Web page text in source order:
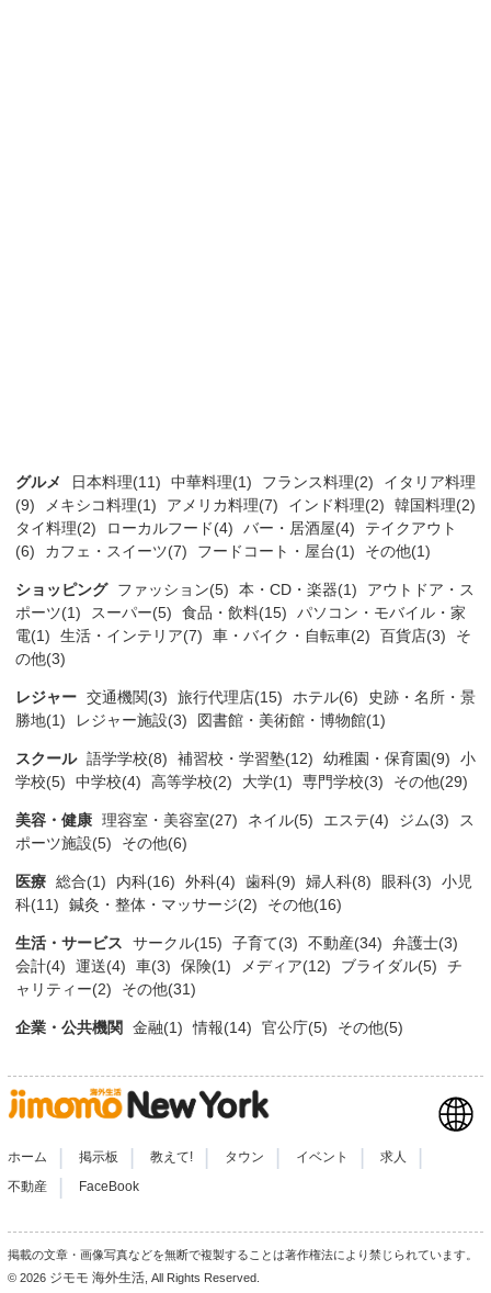
グルメ 日本料理(11) 中華料理(1) フランス料理(2)
イタリア料理
(9)
メキシコ料理(1) アメリカ料理(7) インド料理(2)
韓国料理(2)
タイ料理(2)
ローカルフード(4) バー・居酒屋(4)
テイクアウト
(6)
カフェ・スイーツ(7) フードコート・屋台(1) その他(1)
ショッピング ファッション(5) 本・CD・楽器(1)
アウトドア・ス
ポーツ(1)
スーパー(5) 食品・飲料(15)
パソコン・モバイル・家
電(1)
生活・インテリア(7) 車・バイク・自転車(2) 百貨店(3)
そ
の他(3)
レジャー 交通機関(3) 旅行代理店(15) ホテル(6)
史跡・名所・景
勝地(1)
レジャー施設(3) 図書館・美術館・博物館(1)
スクール 語学学校(8) 補習校・学習塾(12) 幼稚園・保育園(9)
小
学校(5)
中学校(4) 高等学校(2) 大学(1) 専門学校(3) その他(29)
美容・健康 理容室・美容室(27) ネイル(5) エステ(4) ジム(3)
ス
ポーツ施設(5)
その他(6)
医療 総合(1) 内科(16) 外科(4) 歯科(9) 婦人科(8) 眼科(3)
小児
科(11)
鍼灸・整体・マッサージ(2) その他(16)
生活・サービス サークル(15) 子育て(3) 不動産(34)
弁護士(3)
会計(4)
運送(4) 車(3) 保険(1) メディア(12) ブライダル(5)
チ
ャリティー(2)
その他(31)
企業・公共機関 金融(1) 情報(14) 官公庁(5) その他(5)
ホーム 掲示板 教えて! タウン イベント 求人
不動産 FaceBook
掲載の文章・画像写真などを無断で複製することは著作権法により禁じられています。
© 2026 ジモモ 海外生活 , All Rights Reserved.